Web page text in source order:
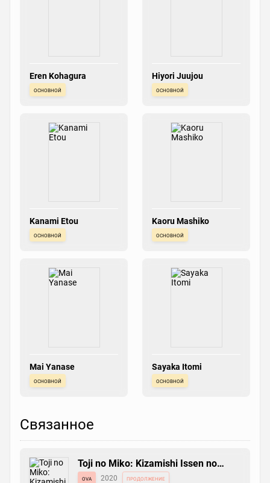
Eren Kohagura
основной
Hiyori Juujou
основной
Kanami Etou
основной
Kaoru Mashiko
основной
Mai Yanase
основной
Sayaka Itomi
основной
Связанное
Toji no Miko: Kizamishi Issen no
Tomoshibi
ova 2020 продолжение